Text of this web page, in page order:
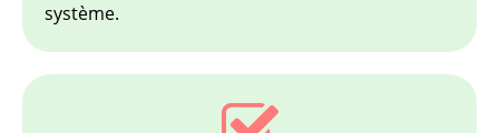
système.